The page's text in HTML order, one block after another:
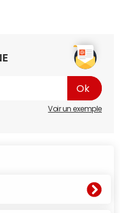
Voir un exemple